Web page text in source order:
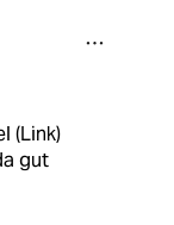
(Link)
gut